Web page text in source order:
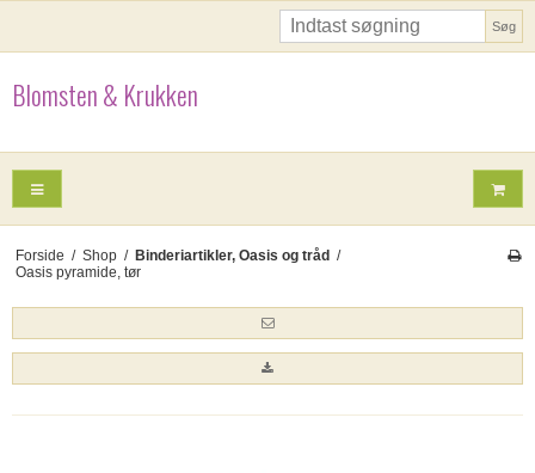
Søg
Blomsten & Krukken
Forside / Shop / Binderiartikler, Oasis og tråd /
Oasis pyramide, tør